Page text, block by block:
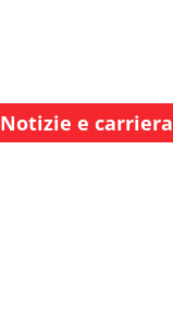
Notizie e carriera